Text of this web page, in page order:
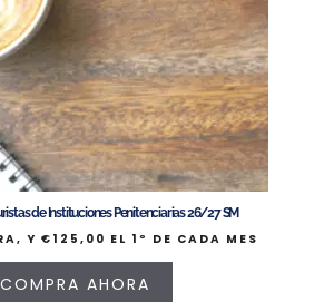
de Instituciones Penitenciarias 26/27 SM
Y € 125,00 EL 1º DE CADA MES
COMPRA AHORA